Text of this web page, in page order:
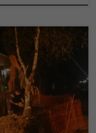
топлана“ на
Радуловића (бивша
сатима дошло је до
квара екипе ЈКП
терен и предузеле
квара. Због […]